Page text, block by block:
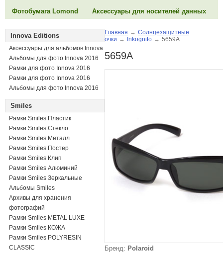
Фотобумага Lomond Аксессуары для носителей данных
Innova Editions
Аксессуары для альбомов Innova
Альбомы для фото Innova 2016
Рамки для фото Innova 2016
Рамки для фото Innova 2016
Альбомы для фото Innova 2016
Smiles
Рамки Smiles Пластик
Рамки Smiles Стекло
Рамки Smiles Металл
Рамки Smiles Постер
Рамки Smiles Клип
Рамки Smiles Алюминий
Рамки Smiles Зеркальные
Альбомы Smiles
Архивы для хранения
фотографий
Рамки Smiles METAL LUXE
Рамки Smiles КОЖА
Рамки Smiles POLYRESIN
CLASSIC
Главная → Солнцезащитные
очки → Inkognito → 5659A
5659A
Бренд: Polaroid